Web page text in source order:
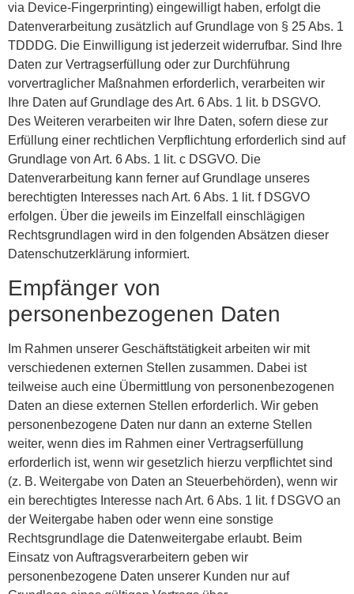
via Device-Fingerprinting) eingewilligt haben, erfolgt die
Datenverarbeitung zusätzlich auf Grundlage von § 25 Abs. 1
TDDDG. Die Einwilligung ist jederzeit widerrufbar. Sind Ihre
Daten zur Vertragserfüllung oder zur Durchführung
vorvertraglicher Maßnahmen erforderlich, verarbeiten wir
Ihre Daten auf Grundlage des Art. 6 Abs. 1 lit. b DSGVO.
Des Weiteren verarbeiten wir Ihre Daten, sofern diese zur
Erfüllung einer rechtlichen Verpflichtung erforderlich sind auf
Grundlage von Art. 6 Abs. 1 lit. c DSGVO. Die
Datenverarbeitung kann ferner auf Grundlage unseres
berechtigten Interesses nach Art. 6 Abs. 1 lit. f DSGVO
erfolgen. Über die jeweils im Einzelfall einschlägigen
Rechtsgrundlagen wird in den folgenden Absätzen dieser
Datenschutzerklärung informiert.
Empfänger von
personenbezogenen Daten
Im Rahmen unserer Geschäftstätigkeit arbeiten wir mit
verschiedenen externen Stellen zusammen. Dabei ist
teilweise auch eine Übermittlung von personenbezogenen
Daten an diese externen Stellen erforderlich. Wir geben
personenbezogene Daten nur dann an externe Stellen
weiter, wenn dies im Rahmen einer Vertragserfüllung
erforderlich ist, wenn wir gesetzlich hierzu verpflichtet sind
(z. B. Weitergabe von Daten an Steuerbehörden), wenn wir
ein berechtigtes Interesse nach Art. 6 Abs. 1 lit. f DSGVO an
der Weitergabe haben oder wenn eine sonstige
Rechtsgrundlage die Datenweitergabe erlaubt. Beim
Einsatz von Auftragsverarbeitern geben wir
personenbezogene Daten unserer Kunden nur auf